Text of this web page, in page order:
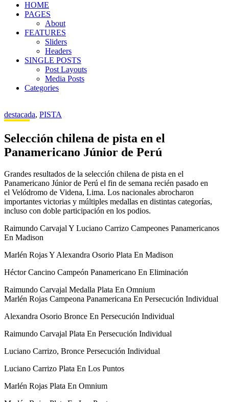
HOME
PAGES
About
FEATURES
Sliders
Headers
SINGLE POSTS
Post Layouts
Media Posts
Categories
destacada, PISTA
Selección chilena de pista en el
Panamericano Júnior de Perú
Grandes resultados de la selección chilena de pista en el
Panamericano Júnior de Perú el fin de semana recién pasado en
el Velódromo de Videna, Lima. Los nacionales abrocharon
importantes victorias y múltiples medallas en distintas categorías,
incluso con doble participación en los podios.
Raimundo Carvajal Y Luciano Carrizo Campeones Panamericanos
En Madison
Marlén Rojas Y Alexandra Osorio Plata En Madison
Héctor Cancino Campeón Panamericano En Eliminación
Raimundo Carvajal Medalla Plata En Omnium
Marlén Rojas Campeona Panamericana En Persecución Individual
Alexandra Osorio Bronce En Persecución Individual
Raimundo Carvajal Plata En Persecución Individual
Luciano Carrizo, Bronce Persecución Individual
Luciano Carrizo Plata En Los Puntos
Marlén Rojas Plata En Omnium